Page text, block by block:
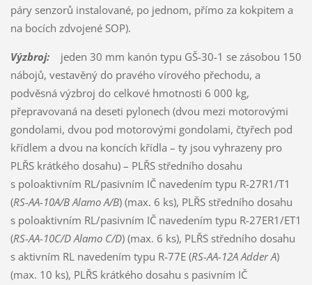
páry senzorů instalované, po jednom, přímo za kokpitem a
na bocích zdvojené SOP).
Výzbroj:jeden 30 mm kanón typu GŠ-30-1 se zásobou 150
nábojů, vestavěný do pravého vírového přechodu, a
podvěsná výzbroj do celkové hmotnosti 6 000 kg,
přepravovaná na deseti pylonech (dvou mezi motorovými
gondolami, dvou pod motorovými gondolami, čtyřech pod
křídlem a dvou na koncích křídla – ty jsou vyhrazeny pro
PLŘS krátkého dosahu) – PLŘS středního dosahu
s poloaktivním RL/pasivním IČ navedením typu R-27R1/T1
(RS-AA-10A/B Alamo A/B) (max. 6 ks), PLŘS středního dosahu
s poloaktivním RL/pasivním IČ navedením typu R-27ER1/ET1
(RS-AA-10C/D Alamo C/D) (max. 6 ks), PLŘS středního dosahu
s aktivním RL navedením typu R-77E (RS-AA-12A Adder A)
(max. 10 ks), PLŘS krátkého dosahu s pasivním IČ